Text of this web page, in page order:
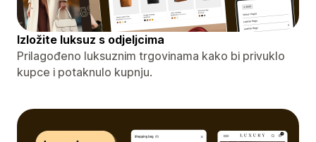
Izložite luksuz s odjeljcima
Prilagođeno luksuznim trgovinama kako bi privuklo
kupce i potaknulo kupnju.